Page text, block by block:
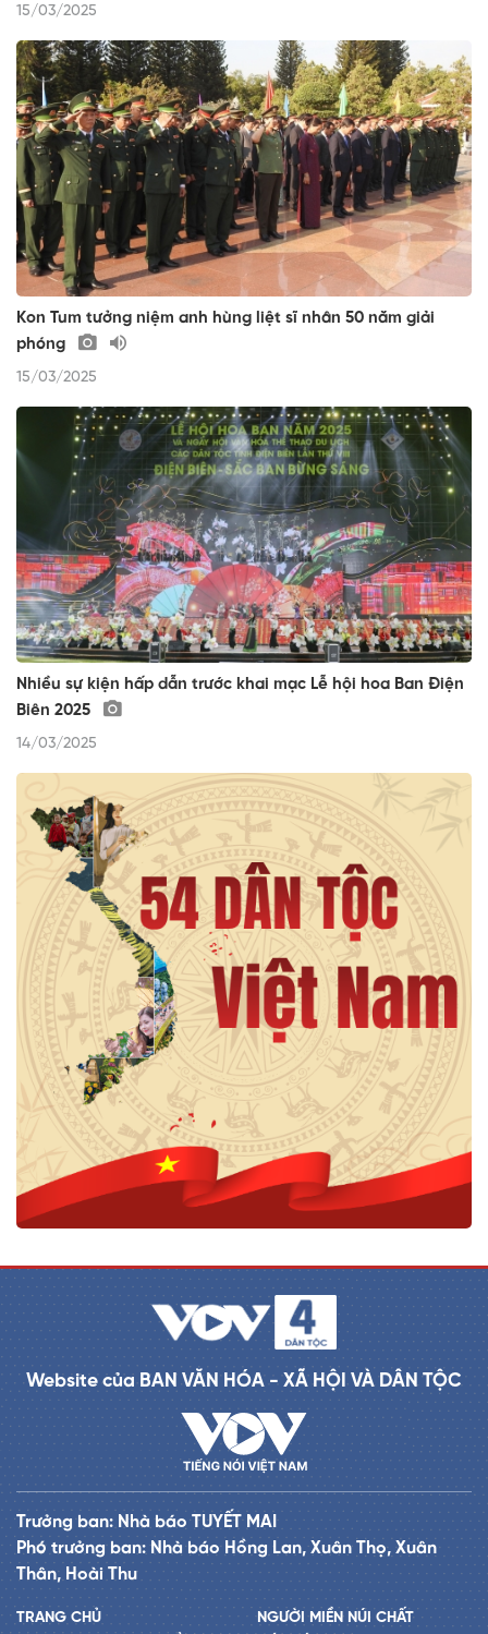
15/03/2025
Kon Tum tưởng niệm anh hùng liệt sĩ nhân 50 năm giải
phóng
15/03/2025
Nhiều sự kiện hấp dẫn trước khai mạc Lễ hội hoa Ban Điện
Biên 2025
14/03/2025
Website của BAN VĂN HÓA - XÃ HỘI VÀ DÂN TỘC
Trưởng ban: Nhà báo TUYẾT MAI
Phó trưởng ban: Nhà báo Hồng Lan, Xuân Thọ, Xuân
Thân, Hoài Thu
TRANG CHỦ NGƯỜI MIỀN NÚI CHẤT